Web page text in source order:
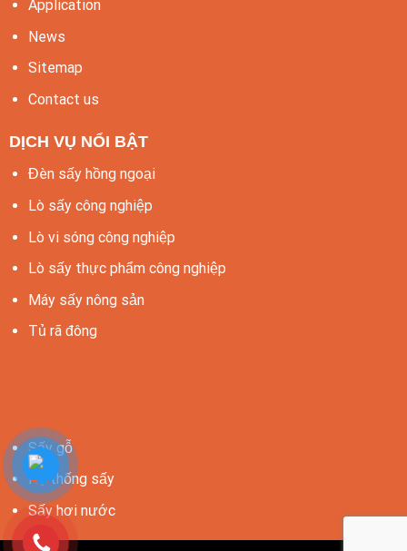
Application
News
Sitemap
Contact us
DỊCH VỤ NỔI BẬT
Đèn sấy hồng ngoại
Lò sấy công nghiệp
Lò vi sóng công nghiệp
Lò sấy thực phẩm công nghiệp
Máy sấy nông sản
Tủ rã đông
Sấy gỗ
Hệ thống sấy
Sấy hơi nước